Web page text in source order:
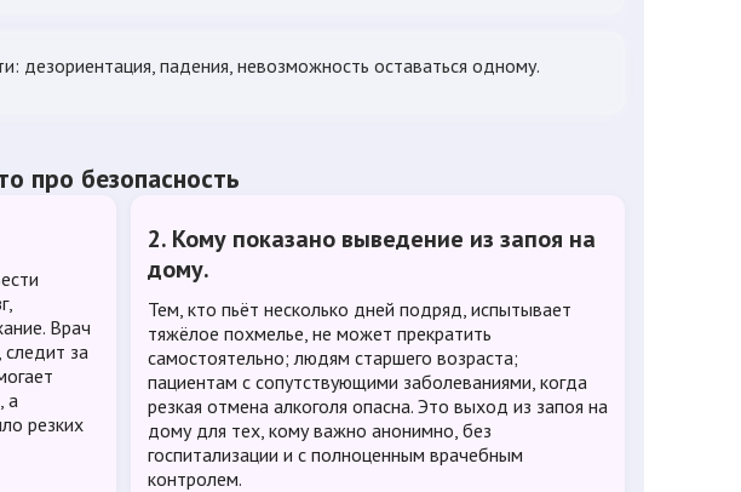
дезориентация, падения, невозможность оставаться одному.
про безопасность
Врач
за
а
резких
2. Кому показано выведение из запоя на
дому.
Тем, кто пьёт несколько дней подряд, испытывает
тяжёлое похмелье, не может прекратить
самостоятельно; людям старшего возраста;
пациентам с сопутствующими заболеваниями, когда
резкая отмена алкоголя опасна. Это выход из запоя на
дому для тех, кому важно анонимно, без
госпитализации и с полноценным врачебным
контролем.